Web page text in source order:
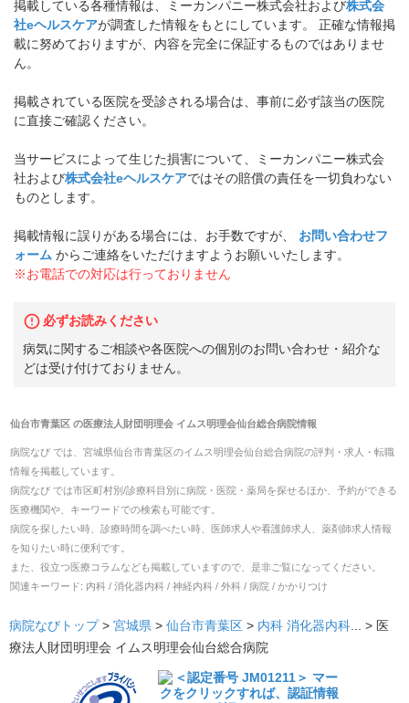
掲載している各種情報は、ミーカンパニー株式会社および株式会
社eヘルスケアが調査した情報をもとにしています。 正確な情報掲
載に努めておりますが、内容を完全に保証するものではありませ
ん。
掲載されている医院を受診される場合は、事前に必ず該当の医院
に直接ご確認ください。
当サービスによって生じた損害について、ミーカンパニー株式会
社および株式会社eヘルスケアではその賠償の責任を一切負わない
ものとします。
掲載情報に誤りがある場合には、お手数ですが、
お問い合わせフ
ォーム からご連絡をいただけますようお願いいたします。
※お電話での対応は行っておりません
必ずお読みください
病気に関するご相談や各医院への個別のお問い合わせ・紹介な
どは受け付けておりません。
仙台市青葉区の医療法人財団明理会 イムス明理会仙台総合病院情報
病院なび では、 宮城県仙台市青葉区のイムス明理会仙台総合病院の評判・求人・転職
情報を掲載しています。
病院なび では市区町村別/診療科目別に病院・医院・薬局を探せるほか、予約ができる
医療機関や、キーワードでの検索も可能です。
病院を探したい時、診療時間を調べたい時、医師求人や看護師求人、薬剤師求人情報
を知りたい時に便利です。
また、役立つ医療コラムなども掲載していますので、是非ご覧になってください。
関連キーワード: 内科 / 消化器内科 / 神経内科 / 外科 / 病院 / かかりつけ
病院なびトップ > 宮城県 > 仙台市青葉区 > 内科 消化器内科... > 医
療法人財団明理会 イムス明理会仙台総合病院